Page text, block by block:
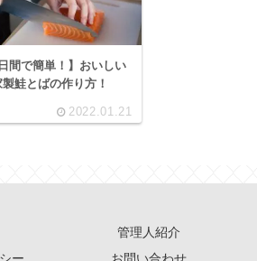
日間で簡単！】おいしい
製鮭とばの作り方！
2022.01.21
管理人紹介
ー
お問い合わせ